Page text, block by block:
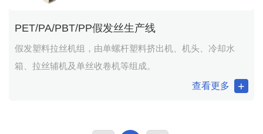
PET/PA/PBT/PP假发丝生产线
假发塑料拉丝机组，由单螺杆塑料挤出机、机头、冷却水
箱、拉丝辅机及单丝收卷机等组成。
查看更多